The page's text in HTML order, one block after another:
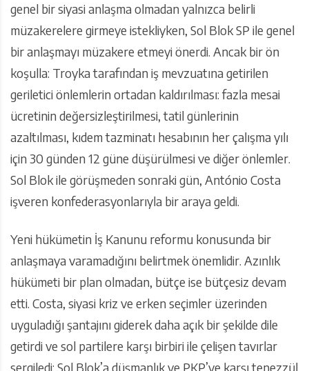
genel bir siyasi anlaşma olmadan yalnızca belirli
müzakerelere girmeye istekliyken, Sol Blok SP ile genel
bir anlaşmayı müzakere etmeyi önerdi. Ancak bir ön
koşulla: Troyka tarafından iş mevzuatına getirilen
geriletici önlemlerin ortadan kaldırılması: fazla mesai
ücretinin değersizleştirilmesi, tatil günlerinin
azaltılması, kıdem tazminatı hesabının her çalışma yılı
için 30 günden 12 güne düşürülmesi ve diğer önlemler.
Sol Blok ile görüşmeden sonraki gün, António Costa
işveren konfederasyonlarıyla bir araya geldi.
Yeni hükümetin İş Kanunu reformu konusunda bir
anlaşmaya varamadığını belirtmek önemlidir. Azınlık
hükümeti bir plan olmadan, bütçe ise bütçesiz devam
etti. Costa, siyasi kriz ve erken seçimler üzerinden
uyguladığı şantajını giderek daha açık bir şekilde dile
getirdi ve sol partilere karşı birbiri ile çelişen tavırlar
sergiledi: Sol Blok’a düşmanlık ve PKP’ye karşı tenezzül